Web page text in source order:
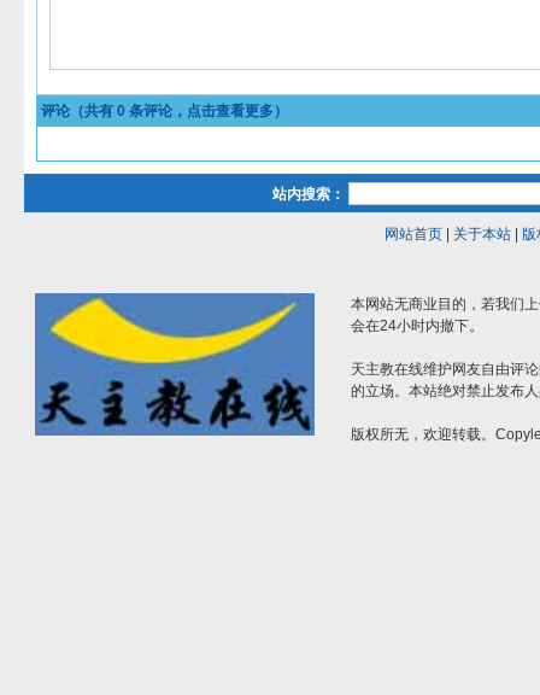
评论（共有 0 条评论，点击查看更多）
站内搜索：
网站首页| 关于本站| 版
本网站无商业目的，若我们
会在24小时内撤下。
天主教在线维护网友自由评
的立场。本站绝对禁止发布
版权所无，欢迎转载。